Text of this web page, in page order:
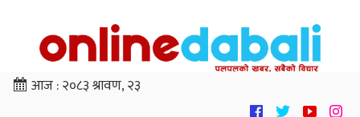
आज :२०८३ श्रावण, २३